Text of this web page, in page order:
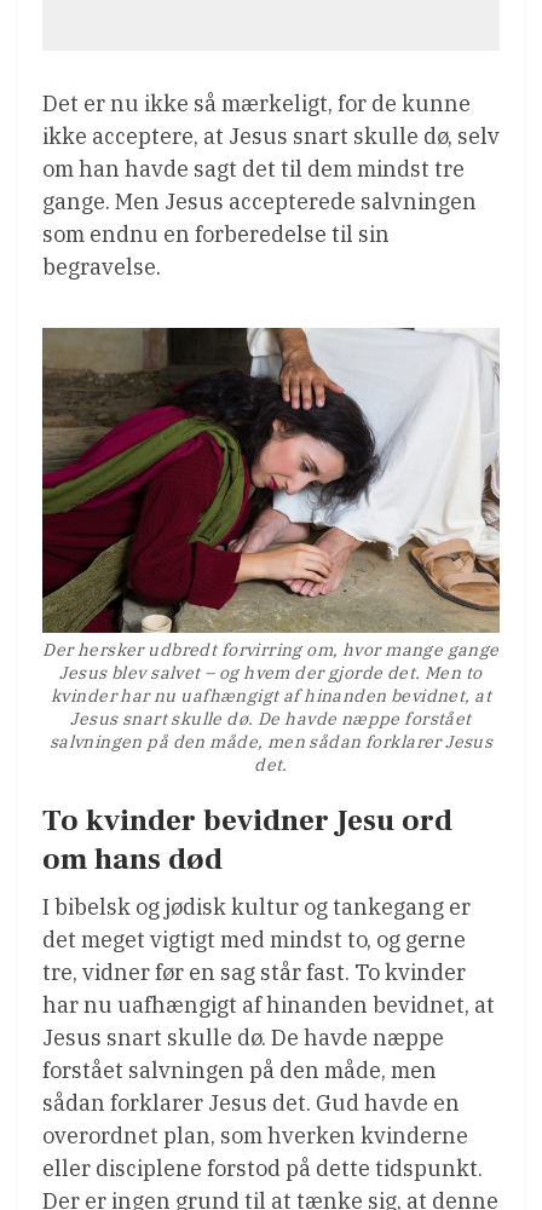
Det er nu ikke så mærkeligt, for de kunne
ikke acceptere, at Jesus snart skulle dø, selv
om han havde sagt det til dem mindst tre
gange. Men Jesus accepterede salvningen
som endnu en forberedelse til sin
begravelse.
Der hersker udbredt forvirring om, hvor mange gange
Jesus blev salvet – og hvem der gjorde det. Men to
kvinder har nu uafhængigt af hinanden bevidnet, at
Jesus snart skulle dø. De havde næppe forstået
salvningen på den måde, men sådan forklarer Jesus
det.
To kvinder bevidner Jesu ord
om hans død
I bibelsk og jødisk kultur og tankegang er
det meget vigtigt med mindst to, og gerne
tre, vidner før en sag står fast. To kvinder
har nu uafhængigt af hinanden bevidnet, at
Jesus snart skulle dø. De havde næppe
forstået salvningen på den måde, men
sådan forklarer Jesus det. Gud havde en
overordnet plan, som hverken kvinderne
eller disciplene forstod på dette tidspunkt.
Der er ingen grund til at tænke sig, at denne